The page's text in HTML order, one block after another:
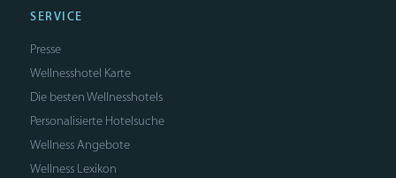
SERVICE
Presse
Wellnesshotel Karte
Die besten Wellnesshotels
Personalisierte Hotelsuche
Wellness Angebote
Wellness Lexikon